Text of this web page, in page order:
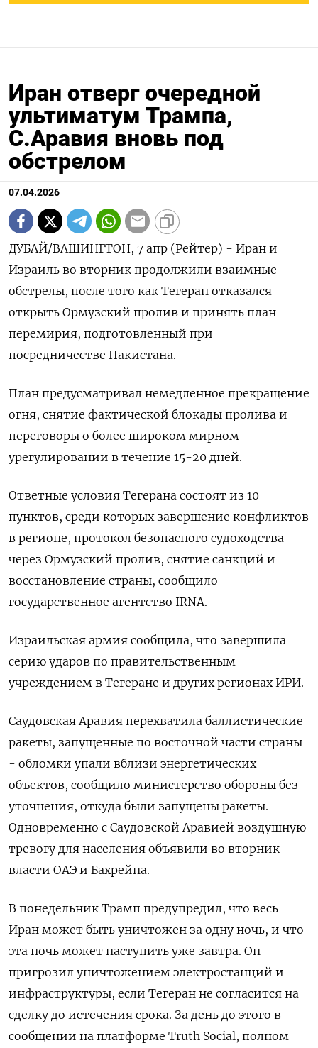
Иран отверг очередной
ультиматум Трампа,
С.Аравия вновь под
обстрелом
07.04.2026
ДУБАЙ/ВАШИНГТОН, 7 апр (Рейтер) - Иран и
Израиль во вторник продолжили взаимные
обстрелы, после того как Тегеран отказался
открыть Ормузский пролив ‌и принять план
перемирия, подготовленный при
посредничестве Пакистана.
План предусматривал немедленное прекращение
огня, снятие фактической блокады пролива и
переговоры ​о более широком ​мирном
урегулировании в ​течение 15-20 ⁠дней.
Ответные условия Тегерана состоят из ‌10
пунктов, среди которых завершение ‌конфликтов
в регионе, протокол безопасного судоходства
через Ормузский пролив, снятие ​санкций и
восстановление страны, сообщило
государственное агентство ‌IRNA.
Израильская армия сообщила, что завершила
серию ударов ​по правительственным
учреждением в Тегеране и других регионах ‌ИРИ.
Саудовская Аравия перехватила баллистические
ракеты, запущенные по восточной части страны
- обломки упали вблизи энергетических
объектов, ​сообщило министерство ​обороны без
уточнения, ‌откуда были запущены ракеты.
Одновременно с Саудовской Аравией воздушную ​
тревогу для населения объявили во вторник
власти ОАЭ и Бахрейна.
В понедельник Трамп предупредил, что весь
Иран может быть уничтожен за одну ночь, и что
эта ночь может наступить уже завтра. Он
пригрозил уничтожением электростанций ​и
инфраструктуры, если ⁠Тегеран не согласится на
сделку до истечения срока. За день до этого ‌в
сообщении на платформе Truth Social, полном